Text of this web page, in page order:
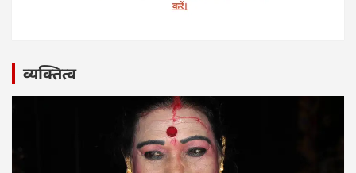
व्यक्तित्व